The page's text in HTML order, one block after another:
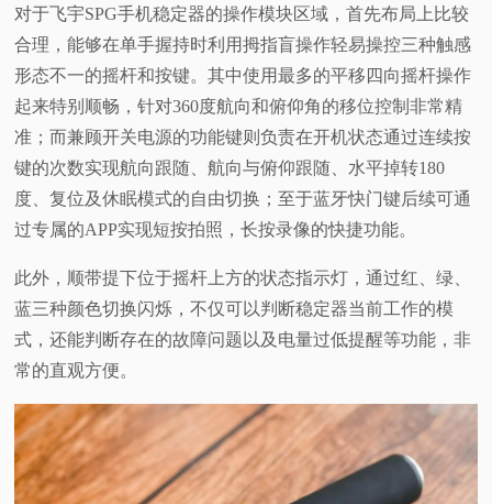
对于飞宇SPG手机稳定器的操作模块区域，首先布局上比较
合理，能够在单手握持时利用拇指盲操作轻易操控三种触感
形态不一的摇杆和按键。其中使用最多的平移四向摇杆操作
起来特别顺畅，针对360度航向和俯仰角的移位控制非常精
准；而兼顾开关电源的功能键则负责在开机状态通过连续按
键的次数实现航向跟随、航向与俯仰跟随、水平掉转180
度、复位及休眠模式的自由切换；至于蓝牙快门键后续可通
过专属的APP实现短按拍照，长按录像的快捷功能。
此外，顺带提下位于摇杆上方的状态指示灯，通过红、绿、
蓝三种颜色切换闪烁，不仅可以判断稳定器当前工作的模
式，还能判断存在的故障问题以及电量过低提醒等功能，非
常的直观方便。